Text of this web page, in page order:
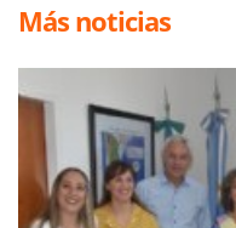
Más noticias